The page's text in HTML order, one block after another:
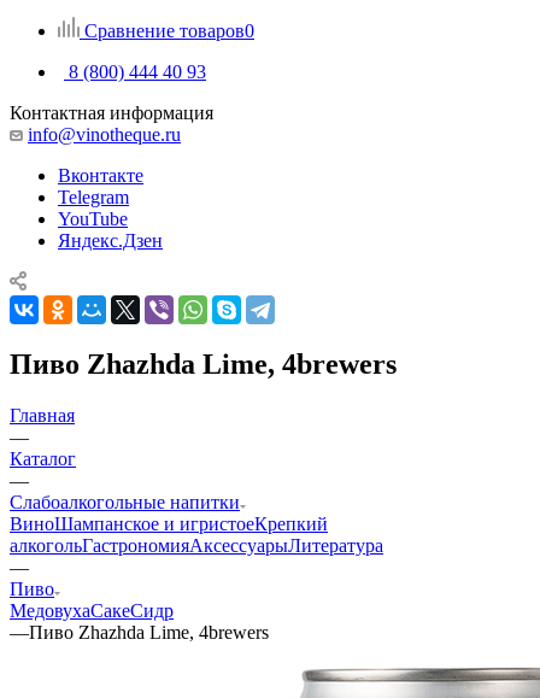
Сравнение товаров0
8 (800) 444 40 93
Контактная информация
info@vinotheque.ru
Вконтакте
Telegram
YouTube
Яндекс.Дзен
Пиво Zhazhda Lime, 4brewers
Главная
—
Каталог
—
Слабоалкогольные напитки
ВиноШампанское и игристоеКрепкий
алкогольГастрономияАксессуарыЛитература
—
Пиво
МедовухаСакеСидр
—Пиво Zhazhda Lime, 4brewers